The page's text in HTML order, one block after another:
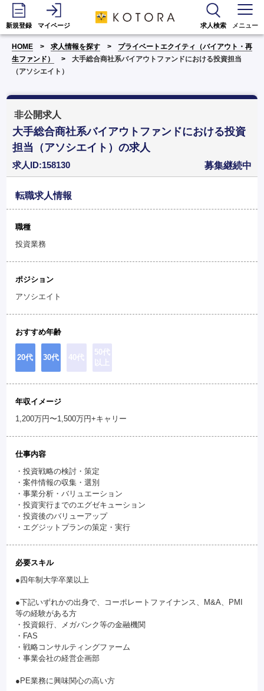
新規登録 マイページ 求人検索 メニュー
HOME 求人情報を探す
プライベートエクイティ（バイアウト・再
生ファンド）
大手総合商社系バイアウトファンドにおける投資担当
（アソシエイト）
非公開求人
大手総合商社系バイアウトファンドにおける投資
担当（アソシエイト）の求人
求人ID:158130 募集継続中
転職求人情報
職種
投資業務
ポジション
アソシエイト
おすすめ年齢
20代 30代 40代
50代
以上
年収イメージ
1,200万円〜1,500万円+キャリー
仕事内容
・投資戦略の検討・策定
・案件情報の収集・選別
・事業分析・バリュエーション
・投資実行までのエグゼキューション
・投資後のバリューアップ
・エグジットプランの策定・実行
必要スキル
●四年制大学卒業以上
●下記いずれかの出身で、コーポレートファイナンス、M&A、PMI
等の経験がある方
・投資銀行、メガバンク等の金融機関
・FAS
・戦略コンサルティングファーム
・事業会社の経営企画部
●PE業務に興味関心の高い方